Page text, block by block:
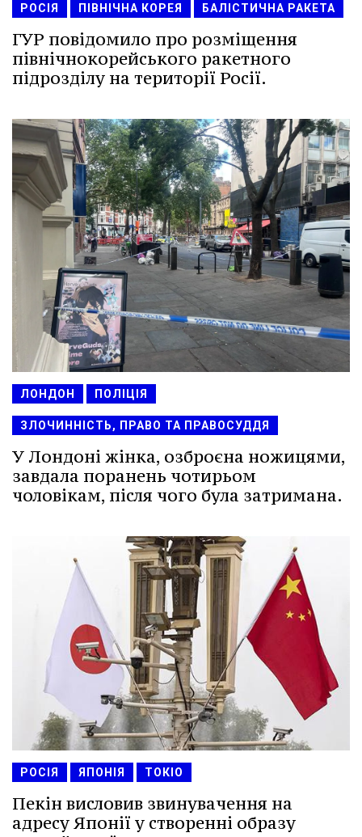
РОСІЯ ПІВНІЧНА КОРЕЯ БАЛІСТИЧНА РАКЕТА
ГУР повідомило про розміщення
північнокорейського ракетного
підрозділу на території Росії.
ЛОНДОН ПОЛІЦІЯ
ЗЛОЧИННІСТЬ, ПРАВО ТА ПРАВОСУДДЯ
У Лондоні жінка, озброєна ножицями,
завдала поранень чотирьом
чоловікам, після чого була затримана.
РОСІЯ ЯПОНІЯ ТОКІО
Пекін висловив звинувачення на
адресу Японії у створенні образу